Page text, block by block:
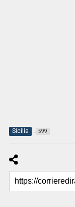
Sicilia 599